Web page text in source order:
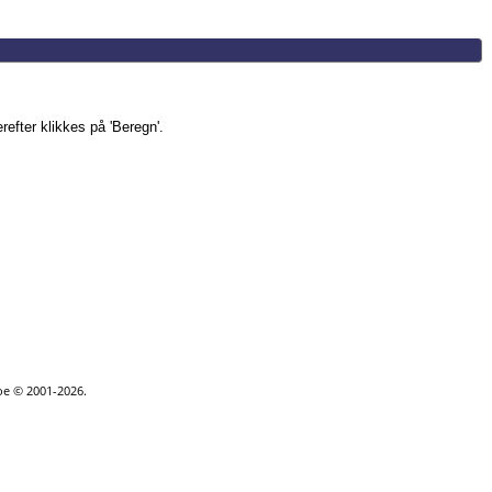
klikkes på 'Beregn'.
© 2001-2026.